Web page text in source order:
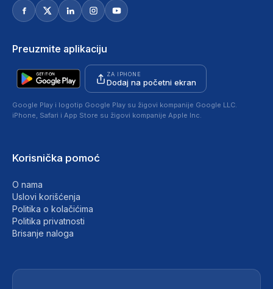
Preuzmite aplikaciju
ZA IPHONE
Dodaj na početni ekran
Google Play i logotip Google Play su žigovi kompanije Google LLC.
iPhone, Safari i App Store su žigovi kompanije Apple Inc.
Korisnička pomoć
O nama
Uslovi korišćenja
Politika o kolačićima
Politika privatnosti
Brisanje naloga